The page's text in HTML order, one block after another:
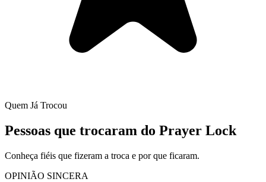
Quem Já Trocou
Pessoas que trocaram do Prayer Lock
Conheça fiéis que fizeram a troca e por que ficaram.
OPINIÃO SINCERA